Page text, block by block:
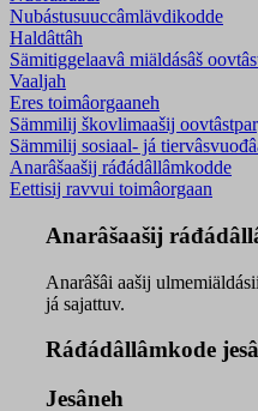
Nubástusuuccâmlävdikodde
Haldâttâh
Sämitiggelaavâ miäldásâš
Vaaljah
Eres toimâorgaaneh
Sämmilij škovlimaašij
Sämmilij sosiaal- já
Anarâšaašij ráđádâllâmkodde
Eettisij ravvui toimâorgaan
Anarâšaašij
Anarâšâi aašij
já sajattuv.
Ráđádâllâmkode
Jesâneh